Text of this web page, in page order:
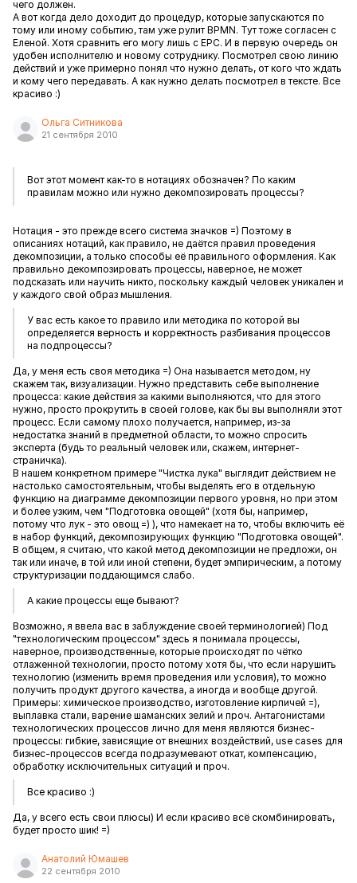
чего должен.
А вот когда дело доходит до процедур, которые запускаются по
тому или иному событию, там уже рулит BPMN. Тут тоже согласен с
Еленой. Хотя сравнить его могу лишь с EPC. И в первую очередь он
удобен исполнителю и новому сотруднику. Посмотрел свою линию
действий и уже примерно понял что нужно делать, от кого что ждать
и кому чего передавать. А как нужно делать посмотрел в тексте. Все
красиво :)
Ольга Ситникова
21 сентября 2010
Вот этот момент как-то в нотациях обозначен? По каким
правилам можно или нужно декомпозировать процессы?
Нотация - это прежде всего система значков =) Поэтому в
описаниях нотаций, как правило, не даётся правил проведения
декомпозиции, а только способы её правильного оформления. Как
правильно декомпозировать процессы, наверное, не может
подсказать или научить никто, поскольку каждый человек уникален и
у каждого свой образ мышления.
У вас есть какое то правило или методика по которой вы
определяется верность и корректность разбивания процессов
на подпроцессы?
Да, у меня есть своя методика =) Она называется методом, ну
скажем так, визуализации. Нужно представить себе выполнение
процесса: какие действия за какими выполняются, что для этого
нужно, просто прокрутить в своей голове, как бы вы выполняли этот
процесс. Если самому плохо получается, например, из-за
недостатка знаний в предметной области, то можно спросить
эксперта (будь то реальный человек или, скажем, интернет-
страничка).
В нашем конкретном примере "Чистка лука" выглядит действием не
настолько самостоятельным, чтобы выделять его в отдельную
функцию на диаграмме декомпозиции первого уровня, но при этом
и более узким, чем "Подготовка овощей" (хотя бы, например,
потому что лук - это овощ =) ), что намекает на то, чтобы включить её
в набор функций, декомпозирующих функцию "Подготовка овощей".
В общем, я считаю, что какой метод декомпозиции не предложи, он
так или иначе, в той или иной степени, будет эмпирическим, а потому
структуризации поддающимся слабо.
А какие процессы еще бывают?
Возможно, я ввела вас в заблуждение своей терминологией) Под
"технологическим процессом" здесь я понимала процессы,
наверное, производственные, которые происходят по чётко
отлаженной технологии, просто потому хотя бы, что если нарушить
технологию (изменить время проведения или условия), то можно
получить продукт другого качества, а иногда и вообще другой.
Примеры: химическое производство, изготовление кирпичей =),
выплавка стали, варение шаманских зелий и проч. Антагонистами
технологических процессов лично для меня являются бизнес-
процессы: гибкие, зависящие от внешних воздействий, use cases для
бизнес-процессов всегда подразумевают откат, компенсацию,
обработку исключительных ситуаций и проч.
Все красиво :)
Да, у всего есть свои плюсы) И если красиво всё скомбинировать,
будет просто шик! =)
Анатолий Юмашев
22 сентября 2010